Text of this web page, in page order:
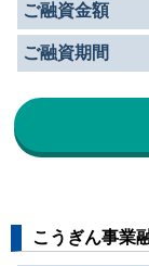
ご融資金額
ご融資期間
こうぎん事業